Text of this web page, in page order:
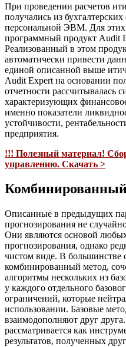
При проведении расчетов
получались из
персональной ЭВМ. Для этих
программный продукт Audit
Реализованный в этом
автоматически привести
единой описанной выше
Audit Expert на основании
отчетности рассчитывалась
характеризующих
именно показатели
устойчивости,
предприятия.
!!! Полезный материал!
управлению. Скачать >
Описанные в предыдущих
прогнозирования не
Они являются основой
прогнозирования, однако
чистом виде. В большинстве
комбинированный метод,
алгоритмы нескольких из
у каждого отдельного
ограничений, которые
использовании. Базовые
взаимодополняют друг
рассматривается как
результатов, полученных